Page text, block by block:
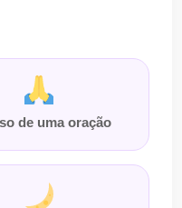
de uma oração